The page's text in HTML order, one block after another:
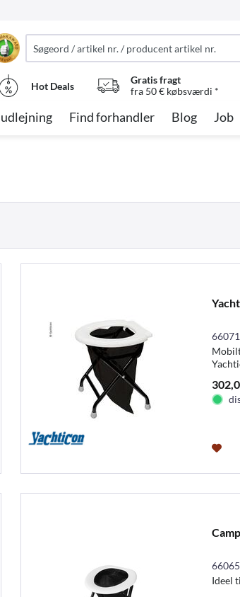
Hot Deals
Gratis fragt
fra 50 € købsværdi *
Find forhandler Blog Job
66071
66065
Ideel